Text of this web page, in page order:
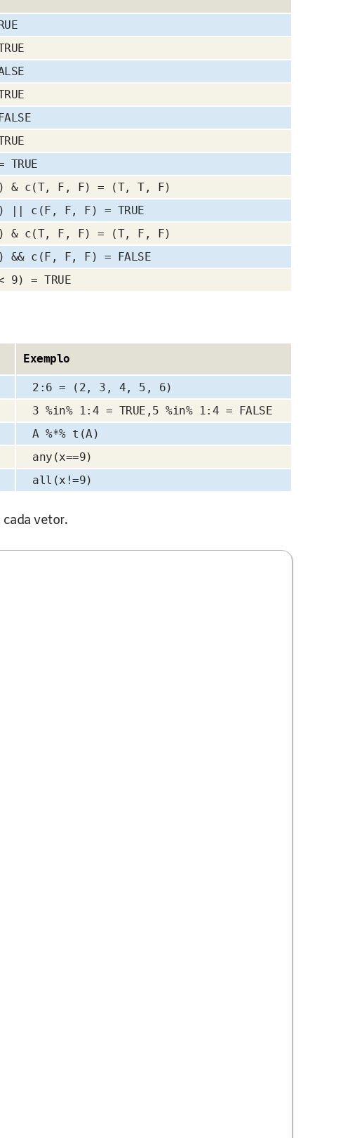
& c(T, F, F) = (T, T, F)
|| c(F, F, F) = TRUE
& c(T, F, F) = (T, F, F)
c(F, F, F) = FALSE
9) = TRUE
Exemplo
2:6 = (2, 3, 4, 5, 6)
3 %in% 1:4 = TRUE,5 %in% 1:4 = FALSE
A %*% t(A)
any(x==9)
all(x!=9)
vetor.